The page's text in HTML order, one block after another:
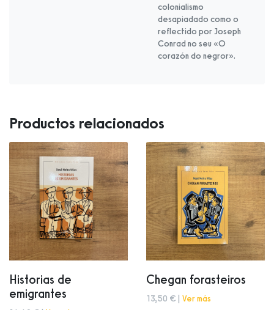
colonialismo
desapiadado como o
reflectido por Joseph
Conrad no seu «O
corazón do negror».
Productos relacionados
Historias de
emigrantes
Chegan forasteiros
13,50 € | Ver más